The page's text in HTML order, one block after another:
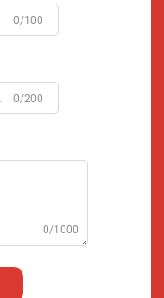
0/100
0/200
0/1000